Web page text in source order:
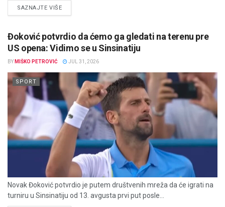
SAZNAJTE VIŠEDETAILS
Đoković potvrdio da ćemo ga gledati na terenu pre
US opena: Vidimo se u Sinsinatiju
BY MIŠKO PETROVIĆ JUL 31, 2026
SPORT
Novak Đoković potvrdio je putem društvenih mreža da će igrati na
turniru u Sinsinatiju od 13. avgusta prvi put posle...